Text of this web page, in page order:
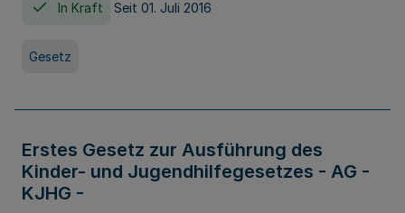
In Kraft Seit 01. Juli 2016
Gesetz
Erstes Gesetz zur Ausführung des
Kinder- und Jugendhilfegesetzes - AG -
KJHG -